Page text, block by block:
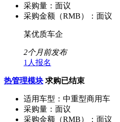
采购量： 面议
采购金额（RMB）： 面议
某优质车企
2个月前发布
1人报名
热管理模块 求购已结束
适用车型： 中重型商用车
采购量： 面议
采购金额（RMB）： 面议